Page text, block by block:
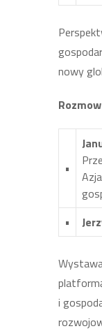
nowy
•
•
i